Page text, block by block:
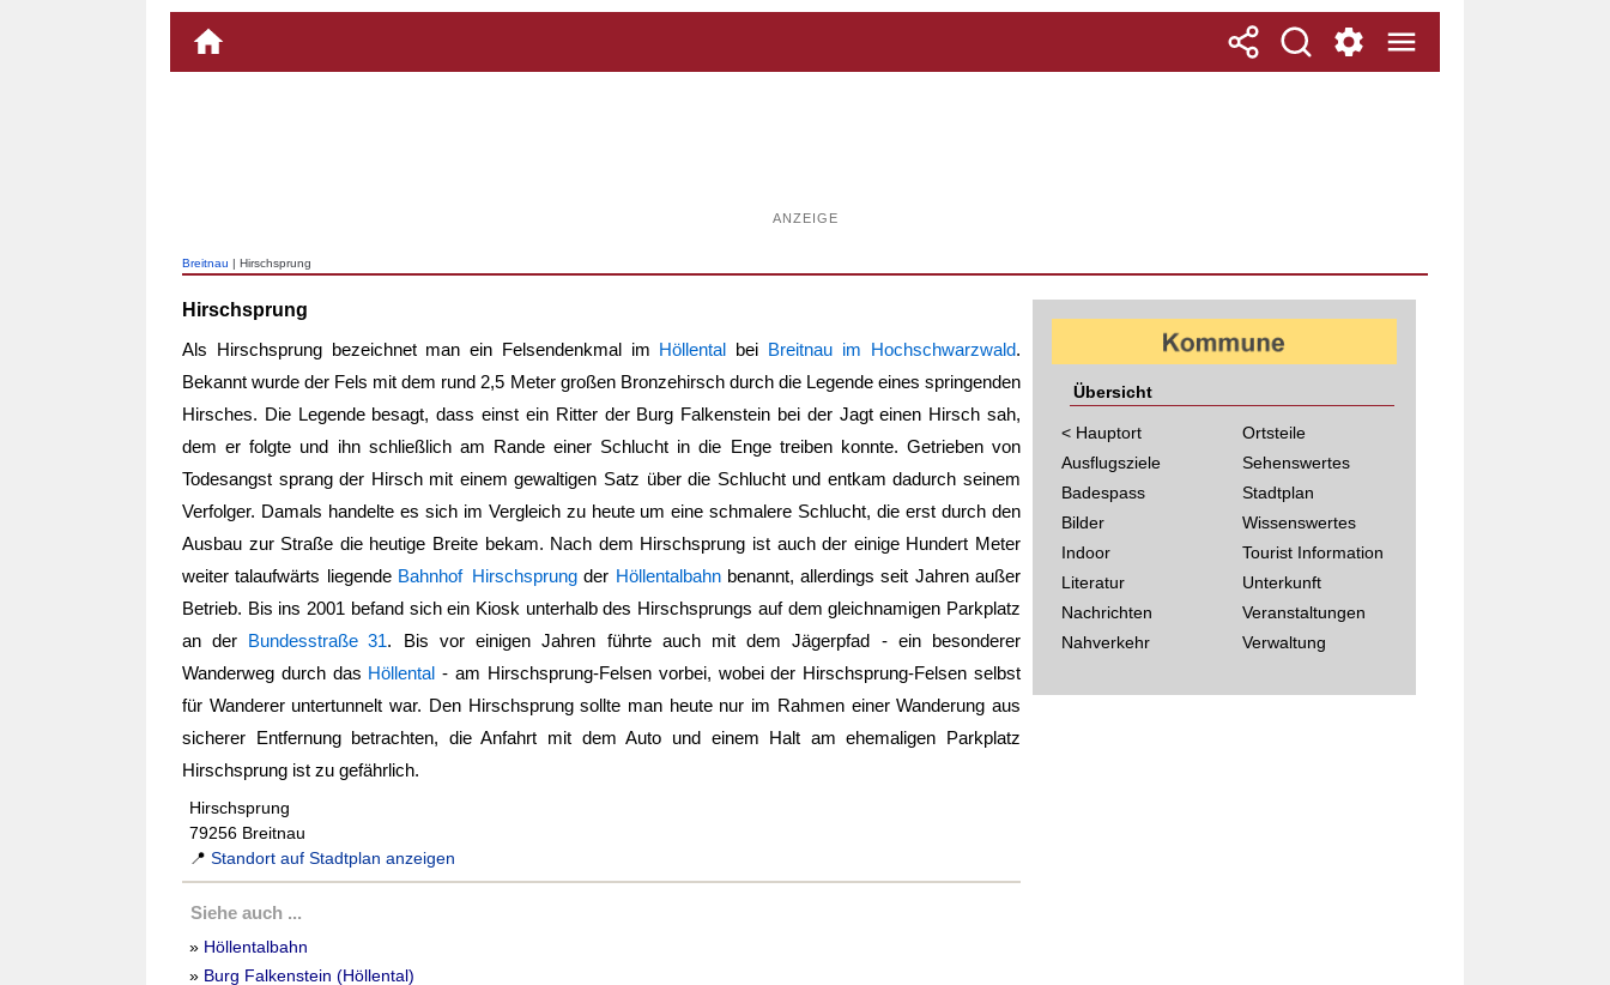
ANZEIGE
Breitnau | Hirschsprung
Hirschsprung
Als Hirschsprungbezeichnet man ein Felsendenkmal im Höllental bei Breitnau im Hochschwarzwald.
Bekannt wurde der Fels mit dem rund 2,5 Meter großen Bronzehirsch durch die Legende eines springenden
Hirsches. Die Legende besagt, dass einst ein Ritter der Burg Falkenstein bei der Jagt einen Hirsch sah,
dem er folgte und ihn schließlich am Rande einer Schlucht in die Enge treiben konnte. Getrieben von
Todesangst sprang der Hirsch mit einem gewaltigen Satz über die Schlucht und entkam dadurch seinem
Verfolger. Damals handelte es sich im Vergleich zu heute um eine schmalere Schlucht, die erst durch den
Ausbau zur Straße die heutige Breite bekam. Nach dem Hirschsprung ist auch der einige Hundert Meter
weiter talaufwärts liegende Bahnhof Hirschsprungder Höllentalbahnbenannt, allerdings seit Jahren außer
Betrieb. Bis ins 2001 befand sich ein Kiosk unterhalb des Hirschsprungs auf dem gleichnamigen Parkplatz
an der Bundesstraße 31. Bis vor einigen Jahren führte auch mit dem Jägerpfad - ein besonderer
Wanderweg durch das Höllental - am Hirschsprung-Felsen vorbei, wobei der Hirschsprung-Felsen selbst
für Wanderer untertunnelt war. Den Hirschsprungsollte man heute nur im Rahmen einer Wanderung aus
sicherer Entfernung betrachten, die Anfahrt mit dem Auto und einem Halt am ehemaligen Parkplatz
Hirschsprung ist zu gefährlich.
Hirschsprung
79256 Breitnau
📍 Standort auf Stadtplan anzeigen
Siehe auch ...
» Höllentalbahn
» Burg Falkenstein (Höllental)
Übersicht
< Hauptort
Ausflugsziele
Badespass
Bilder
Indoor
Literatur
Nachrichten
Nahverkehr
Ortsteile
Sehenswertes
Stadtplan
Wissenswertes
Tourist Information
Unterkunft
Veranstaltungen
Verwaltung